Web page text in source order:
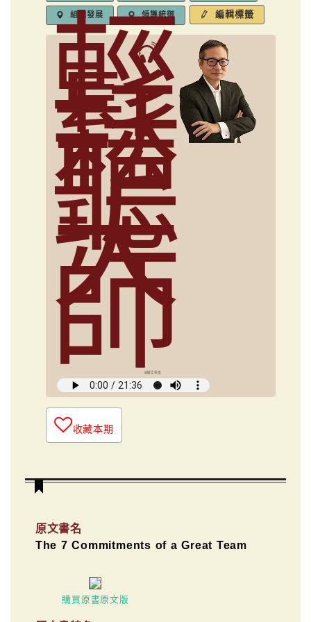
組織發展 領導統御 編輯標籤
輕
鬆
聽
大
師
俞國定導讀
收藏本期
原文書名
The 7 Commitments of a Great Team
購買原書原文版